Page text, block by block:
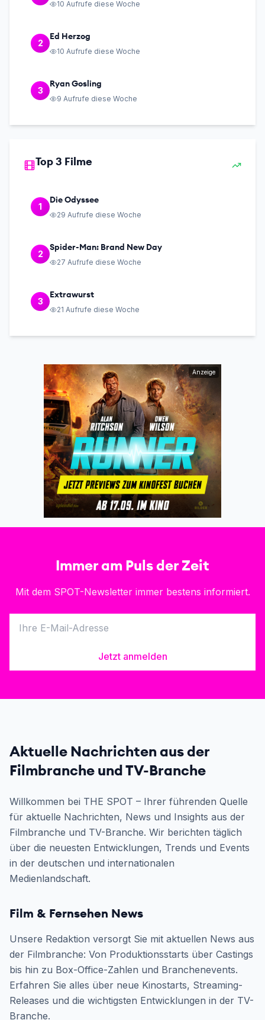
10 Aufrufe diese Woche
2
Ed Herzog
10 Aufrufe diese Woche
3
Ryan Gosling
9 Aufrufe diese Woche
Top 3 Filme
1
Die Odyssee
29 Aufrufe diese Woche
2
Spider-Man: Brand New Day
27 Aufrufe diese Woche
3
Extrawurst
21 Aufrufe diese Woche
Anzeige
Immer am Puls der Zeit
Mit dem SPOT-Newsletter immer bestens informiert.
Jetzt anmelden
Aktuelle Nachrichten aus der
Filmbranche und TV-Branche
Willkommen bei THE SPOT – Ihrer führenden Quelle
für aktuelle Nachrichten, News und Insights aus der
Filmbranche und TV-Branche. Wir berichten täglich
über die neuesten Entwicklungen, Trends und Events
in der deutschen und internationalen
Medienlandschaft.
Film & Fernsehen News
Unsere Redaktion versorgt Sie mit aktuellen News aus
der Filmbranche: Von Produktionsstarts über Castings
bis hin zu Box-Office-Zahlen und Branchenevents.
Erfahren Sie alles über neue Kinostarts, Streaming-
Releases und die wichtigsten Entwicklungen in der TV-
Branche.